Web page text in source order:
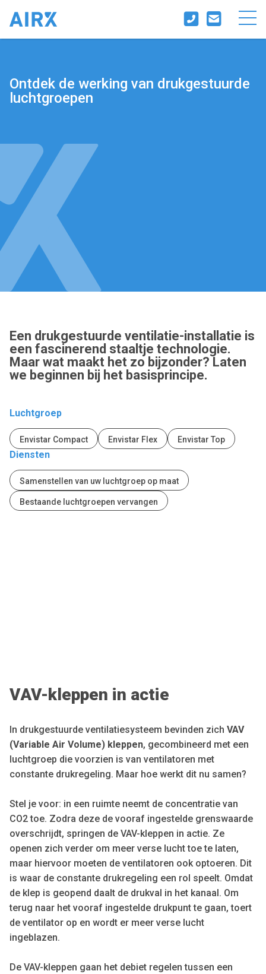
Ontdek de werking van drukgestuurde
luchtgroepen
Luchtgroep
Envistar Compact Envistar Flex Envistar Top
Diensten
Samenstellen van uw luchtgroep op maat
Bestaande luchtgroepen vervangen
Een drukgestuurde ventilatie-installatie is
een fascinerend staaltje technologie.
Maar wat maakt het zo bijzonder? Laten
we beginnen bij het basisprincipe.
VAV-kleppen in actie
In drukgestuurde ventilatiesysteem bevinden zich VAV
(Variable Air Volume) kleppen, gecombineerd met een
luchtgroep die voorzien is van ventilatoren met
constante drukregeling. Maar hoe werkt dit nu samen?
Stel je voor: in een ruimte neemt de concentratie van
CO2 toe. Zodra deze de vooraf ingestelde grenswaarde
overschrijdt, springen de VAV-kleppen in actie. Ze
openen zich verder om meer verse lucht toe te laten,
maar hiervoor moeten de ventilatoren ook optoeren. Dit
is waar de constante drukregeling een rol speelt. Omdat
de klep is geopend daalt de drukval in het kanaal. Om
terug naar het vooraf ingestelde drukpunt te gaan, toert
de ventilator op en wordt er meer verse lucht
ingeblazen.
De VAV-kleppen gaan het debiet regelen tussen een